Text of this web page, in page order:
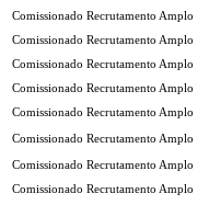
Comissionado Recrutamento Amplo
Comissionado Recrutamento Amplo
Comissionado Recrutamento Amplo
Comissionado Recrutamento Amplo
Comissionado Recrutamento Amplo
Comissionado Recrutamento Amplo
Comissionado Recrutamento Amplo
Comissionado Recrutamento Amplo